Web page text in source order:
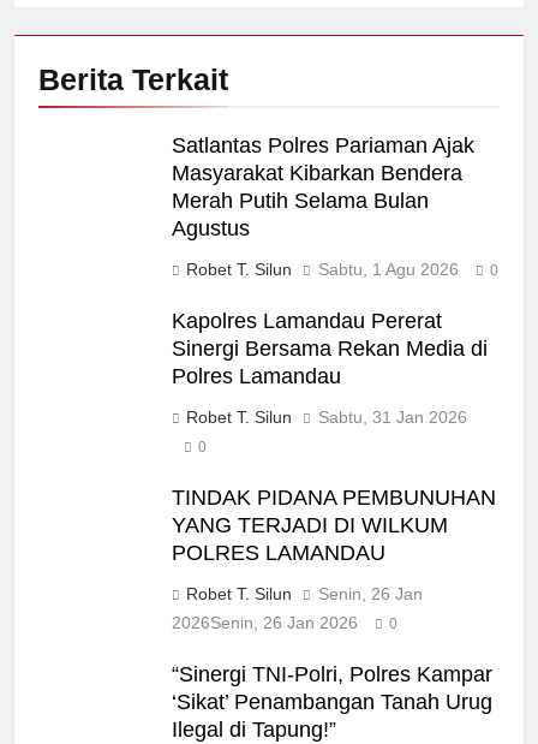
Berita Terkait
Satlantas Polres Pariaman Ajak
Masyarakat Kibarkan Bendera
Merah Putih Selama Bulan
Agustus
Robet T. Silun Sabtu, 1 Agu 2026 0
Kapolres Lamandau Pererat
Sinergi Bersama Rekan Media di
Polres Lamandau
Robet T. Silun Sabtu, 31 Jan 2026
0
TINDAK PIDANA PEMBUNUHAN
YANG TERJADI DI WILKUM
POLRES LAMANDAU
Robet T. Silun
Senin, 26 Jan
2026Senin, 26 Jan 2026 0
“Sinergi TNI-Polri, Polres Kampar
‘Sikat’ Penambangan Tanah Urug
Ilegal di Tapung!”